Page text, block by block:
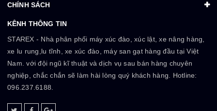
CHÍNH SÁCH
KÊNH THÔNG TIN
STAREX - Nhà phân phối máy xúc đào, xúc lật, xe nâng hàng,
xe lu rung,lu tĩnh, xe xúc đào, máy san gạt hàng đầu tại Việt
Nam. với đội ngũ kĩ thuật và dịch vụ sau bán hàng chuyên
nghiệp, chắc chắn sẽ làm hài lòng quý khách hàng. Hotline:
096.237.6188.